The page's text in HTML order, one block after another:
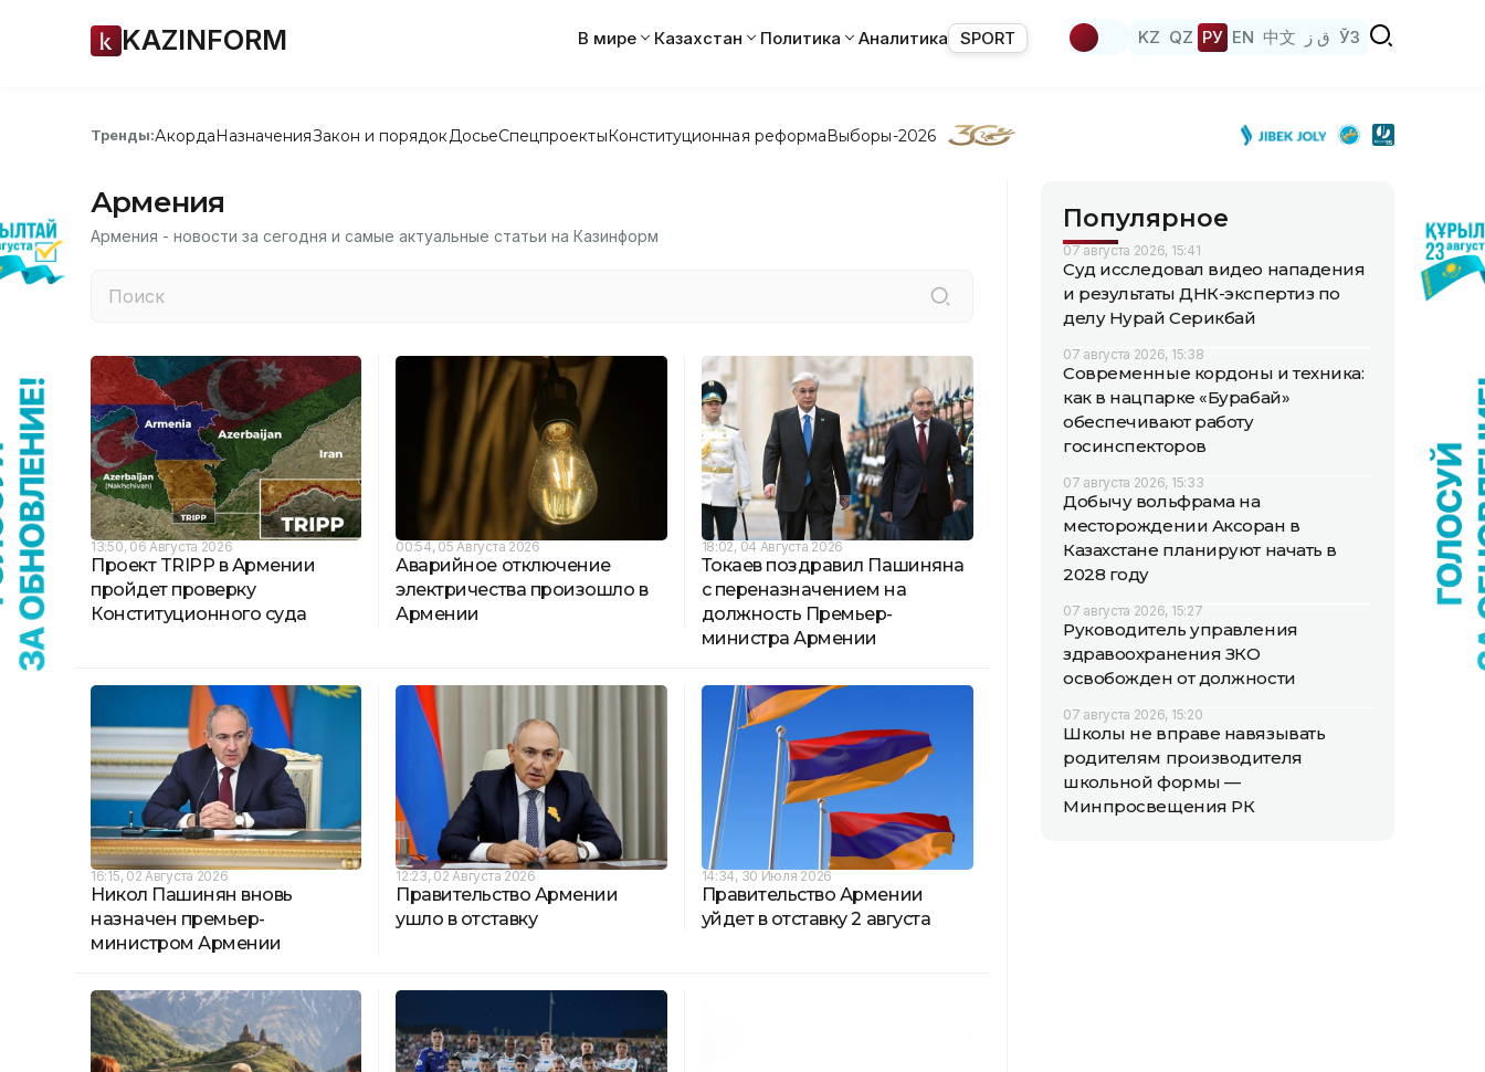
KAZINFORM В мире Казахстан Политика Аналитика SPORT KZ QZ РУ EN 中文 ق ز ЎЗ
Тренды:АкордаНазначенияЗакон и порядок ДосьеСпецпроектыКонституционная реформаВыборы-2026
Армения
Армения - новости за сегодня и самые актуальные статьи на Казинформ
13:50, 06 Августа 2026
Проект TRIPP в Армении
пройдет проверку
Конституционного суда
00:54, 05 Августа 2026
Аварийное отключение
электричества произошло в
Армении
18:02, 04 Августа 2026
Токаев поздравил Пашиняна
с переназначением на
должность Премьер-
министра Армении
16:15, 02 Августа 2026
Никол Пашинян вновь
назначен премьер-
министром Армении
12:23, 02 Августа 2026
Правительство Армении
ушло в отставку
14:34, 30 Июля 2026
Правительство Армении
уйдет в отставку 2 августа
Популярное
07 августа 2026, 15:41
Суд исследовал видео нападения
и результаты ДНК-экспертиз по
делу Нурай Серикбай
07 августа 2026, 15:38
Современные кордоны и техника:
как в нацпарке «Бурабай»
обеспечивают работу
госинспекторов
07 августа 2026, 15:33
Добычу вольфрама на
месторождении Аксоран в
Казахстане планируют начать в
2028 году
07 августа 2026, 15:27
Руководитель управления
здравоохранения ЗКО
освобожден от должности
07 августа 2026, 15:20
Школы не вправе навязывать
родителям производителя
школьной формы —
Минпросвещения РК